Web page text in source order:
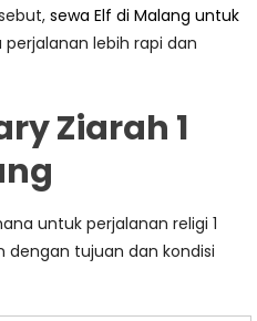
sewa Elf di Malang untuk
lebih rapi dan
Ziarah 1
untuk perjalanan religi 1
dengan tujuan dan kondisi